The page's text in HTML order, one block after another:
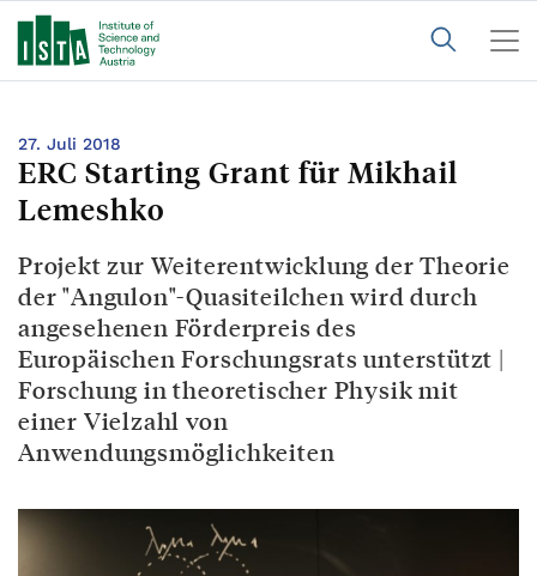
27. Juli 2018
ERC Starting Grant für Mikhail
Lemeshko
Projekt zur Weiterentwicklung der Theorie
der "Angulon"-Quasiteilchen wird durch
angesehenen Förderpreis des
Europäischen Forschungsrats unterstützt |
Forschung in theoretischer Physik mit
einer Vielzahl von
Anwendungsmöglichkeiten